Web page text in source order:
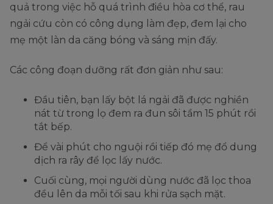
quả trong việc hỗ quá trình điều hòa cơ thể, rau
ngải cứu còn có công dụng làm đẹp, đem lại cho
mẹ một làn da căng bóng và sáng mịn đấy.
Các công đoạn dưỡng rất đơn giản như sau:
Đầu tiên, bạn lấy bột lá ngải đã được nghiền
nát từ trong lọ đem ra đun sôi tầm 15 phút rồi
tắt bếp.
Để vài phút cho nguội rồi tiếp đó mẹ đổ dung
dịch ra rây để lọc lấy nước.
Cuối cùng, mọi người dùng nước đã lọc thoa
đều lên da mỗi tối sau khi rửa sạch mặt.